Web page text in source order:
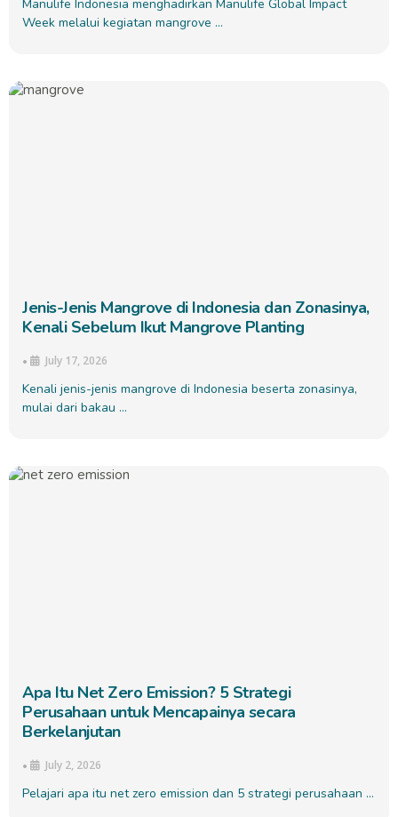
Manulife Indonesia menghadirkan Manulife Global Impact
Week melalui kegiatan mangrove …
Jenis-Jenis Mangrove di Indonesia dan Zonasinya,
Kenali Sebelum Ikut Mangrove Planting
• July 17, 2026
Kenali jenis-jenis mangrove di Indonesia beserta zonasinya,
mulai dari bakau …
Apa Itu Net Zero Emission? 5 Strategi
Perusahaan untuk Mencapainya secara
Berkelanjutan
• July 2, 2026
Pelajari apa itu net zero emission dan 5 strategi perusahaan …